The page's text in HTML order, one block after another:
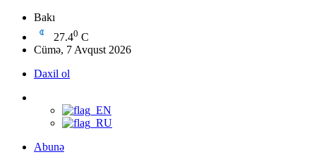
Bakı
27.40 C
Cümə, 7 Avqust 2026
Daxil ol
Abunə